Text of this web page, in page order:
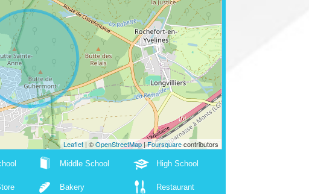
Leaflet | ©OpenStreetMap|Foursquarecontributors
Middle School High School
Bakery Restaurant